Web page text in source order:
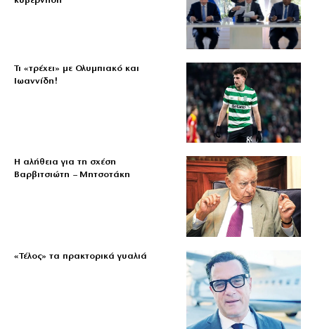
Τι «τρέχει» με Ολυμπιακό και
Ιωαννίδη!
Η αλήθεια για τη σχέση
Βαρβιτσιώτη – Μητσοτάκη
«Τέλος» τα πρακτορικά γυαλιά